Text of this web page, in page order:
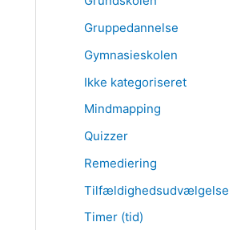
Gruppedannelse
Gymnasieskolen
Ikke kategoriseret
Mindmapping
Quizzer
Remediering
Tilfældighedsudvælgelse
Timer (tid)